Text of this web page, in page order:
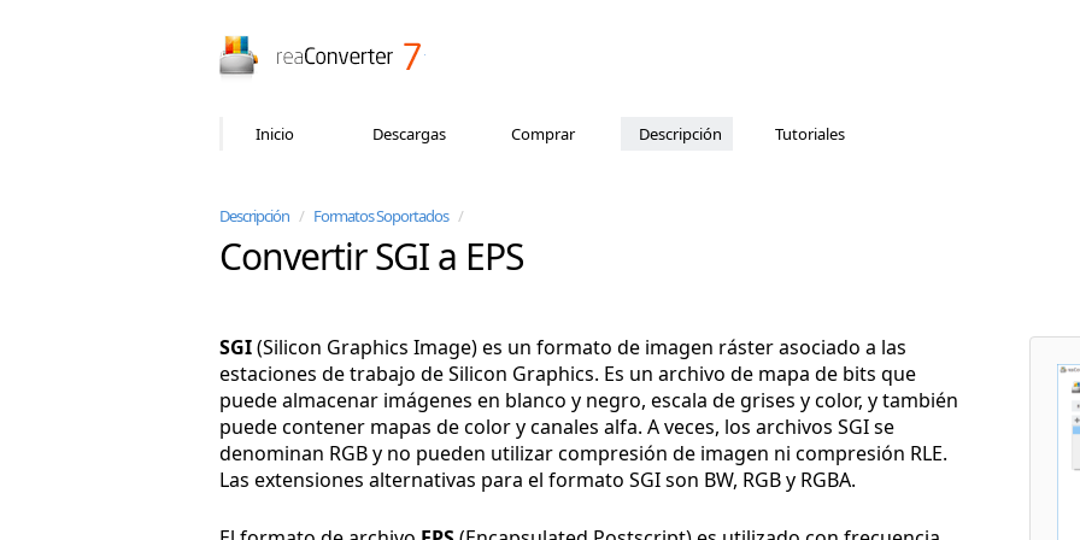
Inicio Descargas Comprar Descripción Tutoriales
Descripción / Formatos Soportados /
Convertir SGI a EPS
SGI(Silicon Graphics Image) es un formato de imagen ráster asociado a las
estaciones de trabajo de Silicon Graphics. Es un archivo de mapa de bits que
puede almacenar imágenes en blanco y negro, escala de grises y color, y también
puede contener mapas de color y canales alfa. A veces, los archivos SGI se
denominan RGB y no pueden utilizar compresión de imagen ni compresión RLE.
Las extensiones alternativas para el formato SGI son BW, RGB y RGBA.